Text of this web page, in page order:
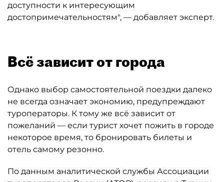
доступности к интересующим
достопримечательностям", — добавляет эксперт.
Всё зависит от города
Однако выбор самостоятельной поездки далеко
не всегда означает экономию, предупреждают
туроператоры. К тому же всё зависит от
пожеланий — если турист хочет пожить в городе
некоторое время, то бронировать билеты и
отель самому резонно.
По данным аналитической службы Ассоциации